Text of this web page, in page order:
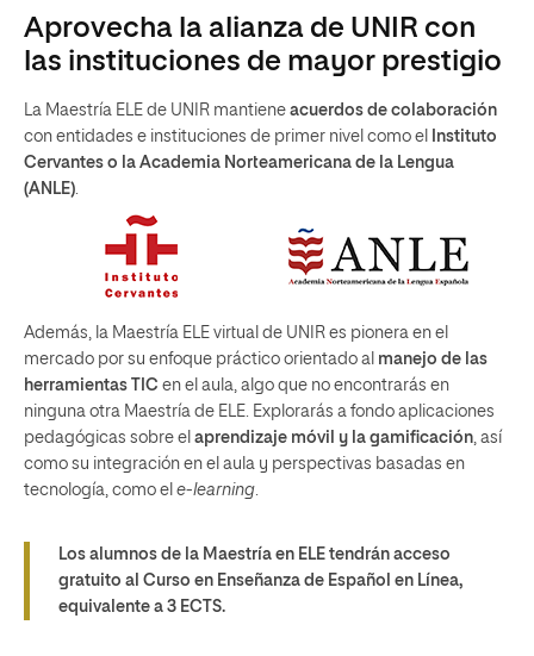
Aprovecha la alianza de UNIR con
las instituciones de mayor prestigio
La Maestría ELE de UNIR mantiene acuerdos de colaboración
con entidades e instituciones de primer nivel como el
Instituto
Cervantes o la Academia Norteamericana de la Lengua
(ANLE).
Además, la Maestría ELE virtual de UNIR es pionera en el
mercado por su enfoque práctico orientado al manejo de las
herramientas TIC en el aula, algo que no encontrarás en
ninguna otra Maestría de ELE. Explorarás a fondo aplicaciones
pedagógicas sobre el aprendizaje móvil y la gamificación, así
como su integración en el aula y perspectivas basadas en
tecnología, como el e-learning.
Los alumnos de la Maestría en ELE tendrán acceso
gratuito al Curso en Enseñanza de Español en Línea,
equivalente a 3 ECTS.